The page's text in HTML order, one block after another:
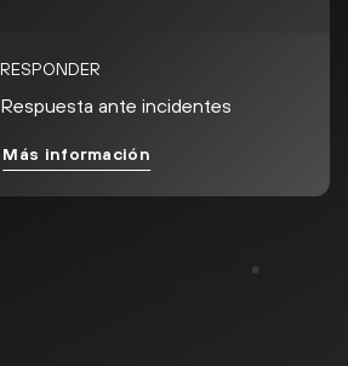
RESPONDER
Respuesta ante incidentes
Más información